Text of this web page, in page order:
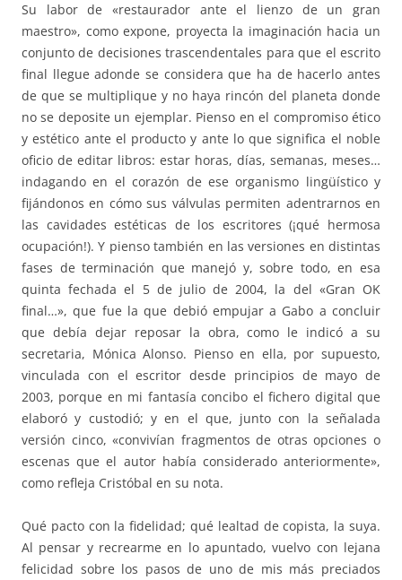
Su labor de «restaurador ante el lienzo de un gran
maestro», como expone, proyecta la imaginación hacia un
conjunto de decisiones trascendentales para que el escrito
final llegue adonde se considera que ha de hacerlo antes
de que se multiplique y no haya rincón del planeta donde
no se deposite un ejemplar. Pienso en el compromiso ético
y estético ante el producto y ante lo que significa el noble
oficio de editar libros: estar horas, días, semanas, meses…
indagando en el corazón de ese organismo lingüístico y
fijándonos en cómo sus válvulas permiten adentrarnos en
las cavidades estéticas de los escritores (¡qué hermosa
ocupación!). Y pienso también en las versiones en distintas
fases de terminación que manejó y, sobre todo, en esa
quinta fechada el 5 de julio de 2004, la del «Gran OK
final…», que fue la que debió empujar a Gabo a concluir
que debía dejar reposar la obra, como le indicó a su
secretaria, Mónica Alonso. Pienso en ella, por supuesto,
vinculada con el escritor desde principios de mayo de
2003, porque en mi fantasía concibo el fichero digital que
elaboró y custodió; y en el que, junto con la señalada
versión cinco, «convivían fragmentos de otras opciones o
escenas que el autor había considerado anteriormente»,
como refleja Cristóbal en su nota.
Qué pacto con la fidelidad; qué lealtad de copista, la suya.
Al pensar y recrearme en lo apuntado, vuelvo con lejana
felicidad sobre los pasos de uno de mis más preciados